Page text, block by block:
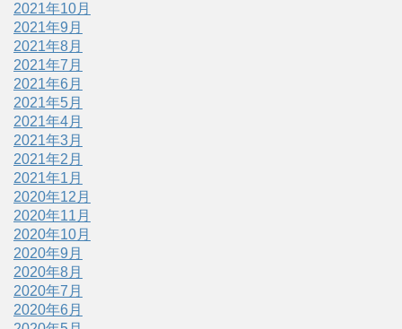
2021年10月
2021年9月
2021年8月
2021年7月
2021年6月
2021年5月
2021年4月
2021年3月
2021年2月
2021年1月
2020年12月
2020年11月
2020年10月
2020年9月
2020年8月
2020年7月
2020年6月